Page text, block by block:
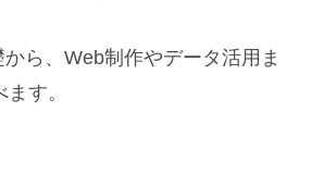
ら、Web制作やデータ活用ま
す。